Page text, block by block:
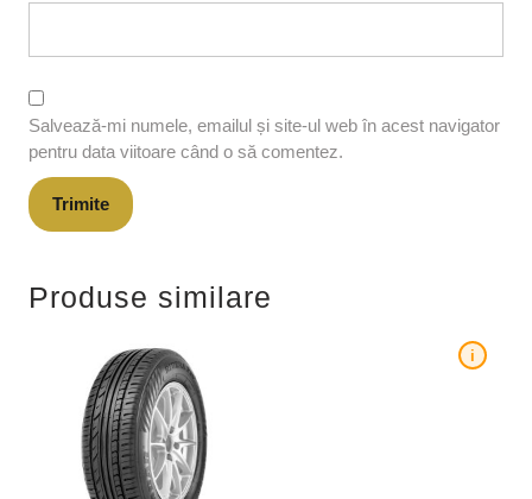
Salvează-mi numele, emailul și site-ul web în acest navigator
pentru data viitoare când o să comentez.
Produse similare
i